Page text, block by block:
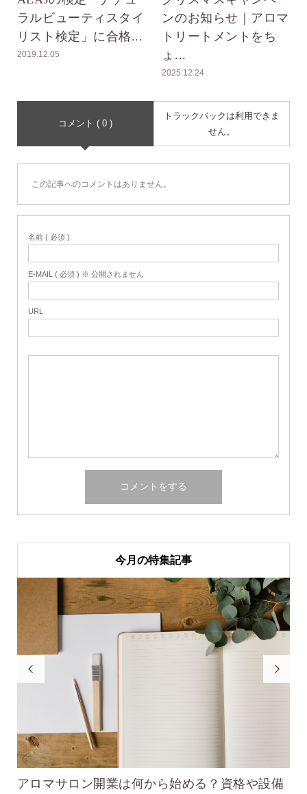
ラルビューティスタイ
リスト検定」に合格...
2019.12.05
ンのお知らせ｜アロマ
トリートメントをち
ょ...
2025.12.24
コメント ( 0 )
トラックバックは利用できま
せん。
この記事へのコメントはありません。
名前 ( 必須 )
E-MAIL ( 必須 ) ※ 公開されません
URL
今月の特集記事

不眠を解消するのに役立つ香り｜薬に頼らない
